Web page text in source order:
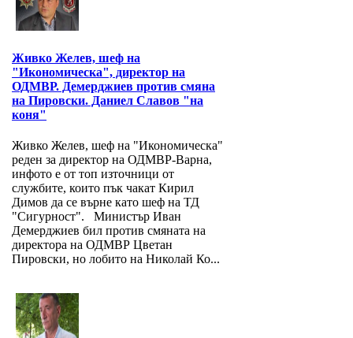
Живко Желев, шеф на
"Икономическа", директор на
ОДМВР. Демерджиев против смяна
на Пировски. Даниел Славов "на
коня"
Живко Желев, шеф на "Икономическа"
реден за директор на ОДМВР-Варна,
инфото е от топ източници от
службите, които пък чакат Кирил
Димов да се върне като шеф на ТД
"Сигурност". Министър Иван
Демерджиев бил против смяната на
директора на ОДМВР Цветан
Пировски, но лобито на Николай Ко...